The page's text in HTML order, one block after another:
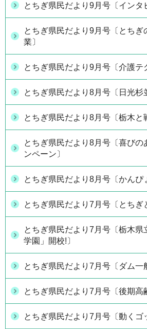
とちぎ県民だより9月号〔インタ
とちぎ県民だより9月号〔とちぎ
業〕
とちぎ県民だより9月号〔介護テ
とちぎ県民だより8月号〔日光杉
とちぎ県民だより8月号〔栃木と
とちぎ県民だより8月号〔喜びの
ンペーン〕
とちぎ県民だより8月号〔かんぴ
とちぎ県民だより7月号〔とちぎ
とちぎ県民だより7月号〔栃木県
学園」開校!〕
とちぎ県民だより7月号〔ダム一
とちぎ県民だより7月号〔後期高
とちぎ県民だより7月号〔動くゴ